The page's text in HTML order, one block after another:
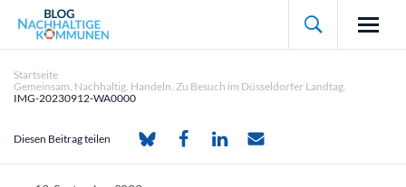

Startseite
Gemeinsam. Nachhaltig. Handeln. Zu Besuch im Düsseldorfer Landtag.
IMG-20230912-WA0000
Diesen Beitrag teilen